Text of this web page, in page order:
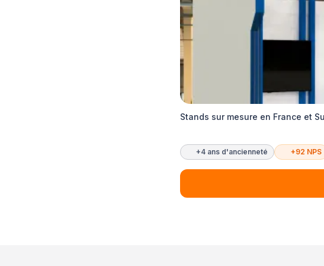
Stands sur mesure en France et
+4 ans d'ancienneté +92 NPS